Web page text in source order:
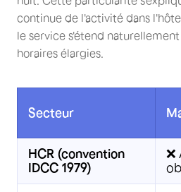
continue de l'activité dans
le service s'étend
horaires élargies.
Secteur
HCR (convention
IDCC 1979)